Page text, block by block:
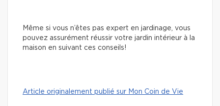
Même si vous n’êtes pas expert en jardinage, vous
pouvez assurément réussir votre jardin intérieur à la
maison en suivant ces conseils!
Article originalement publié sur Mon Coin de Vie